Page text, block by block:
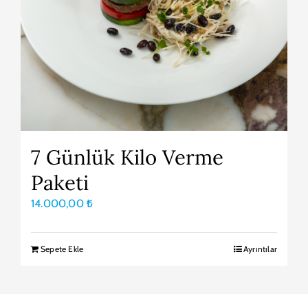
7 Günlük Kilo Verme
Paketi
14.000,00 ₺
Sepete Ekle Ayrıntılar